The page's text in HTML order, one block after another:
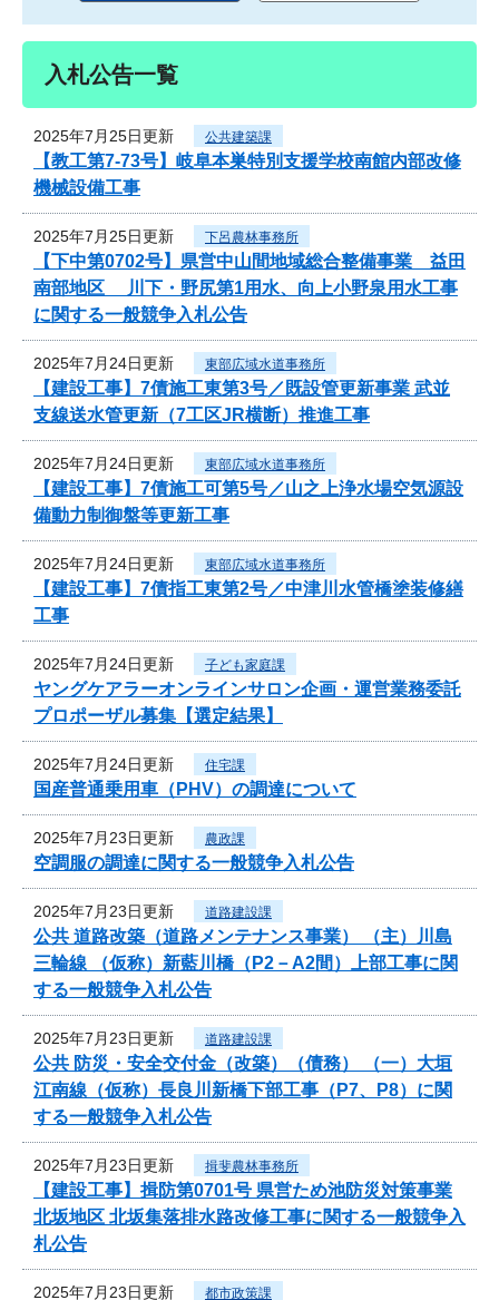
入札公告一覧
2025年7月25日更新 公共建築課
【教工第7-73号】岐阜本巣特別支援学校南館内部改修
機械設備工事
2025年7月25日更新 下呂農林事務所
【下中第0702号】県営中山間地域総合整備事業 益田
南部地区 川下・野尻第1用水、向上小野泉用水工事
に関する一般競争入札公告
2025年7月24日更新 東部広域水道事務所
【建設工事】7債施工東第3号／既設管更新事業 武並
支線送水管更新（7工区JR横断）推進工事
2025年7月24日更新 東部広域水道事務所
【建設工事】7債施工可第5号／山之上浄水場空気源設
備動力制御盤等更新工事
2025年7月24日更新 東部広域水道事務所
【建設工事】7債指工東第2号／中津川水管橋塗装修繕
工事
2025年7月24日更新 子ども家庭課
ヤングケアラーオンラインサロン企画・運営業務委託
プロポーザル募集【選定結果】
2025年7月24日更新 住宅課
国産普通乗用車（PHV）の調達について
2025年7月23日更新 農政課
空調服の調達に関する一般競争入札公告
2025年7月23日更新 道路建設課
公共 道路改築（道路メンテナンス事業） （主）川島
三輪線 （仮称）新藍川橋（P2－A2間）上部工事に関
する一般競争入札公告
2025年7月23日更新 道路建設課
公共 防災・安全交付金（改築）（債務） （一）大垣
江南線（仮称）長良川新橋下部工事（P7、P8）に関
する一般競争入札公告
2025年7月23日更新 揖斐農林事務所
【建設工事】揖防第0701号 県営ため池防災対策事業
北坂地区 北坂集落排水路改修工事に関する一般競争入
札公告
2025年7月23日更新 都市政策課